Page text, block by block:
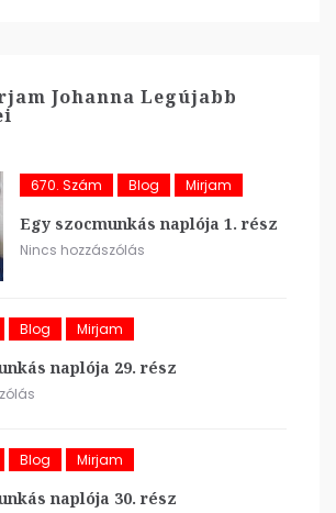
Johanna Legújabb
670. Szám Blog Mirjam
Egy szocmunkás naplója 1. rész
Nincs hozzászólás
Blog Mirjam
naplója 29. rész
Blog Mirjam
naplója 30. rész